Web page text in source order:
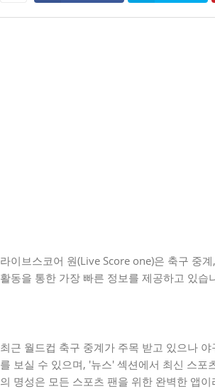
라이브스코어 원(Live Score one)은 축구 중
활동을 통한 가장 빠른 정보를 제공하고 있습
최근 월드컵 축구 중계가 주목 받고 있으나
를 보실 수 있으며, '뉴스' 섹션에서 최신 스
의 명성은 모든 스포츠 팬을 위한 완벽한 앱